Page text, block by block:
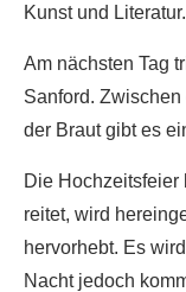
Kunst und Literatur.
Am nächsten Tag
Sanford.
der Braut gibt es
Die Hochzeitsfeier
reitet, wird
hervorhebt. Es
Nacht jedoch